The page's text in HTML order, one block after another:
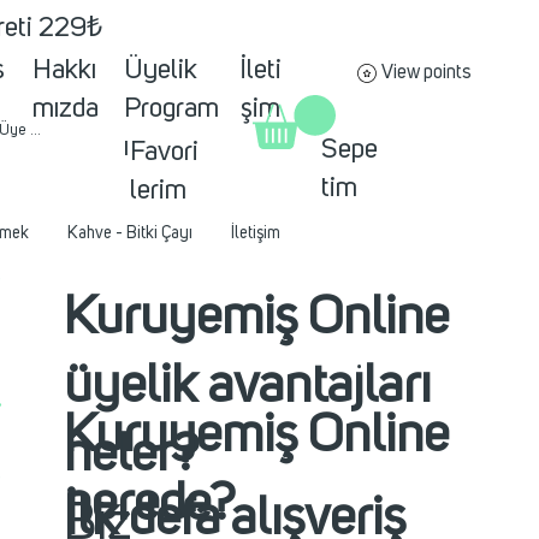
229₺
Hakkı
mızda
Üyelik
Program
ı
İleti
şim
ol
View points
Favori
lerim
Sepe
tim
Kahve - Bitki Çayı İletişim
Kuruyemiş Online
üyelik avantajları
neler?
Biz
Kuruyemiş Online
nerede?
İlk defa alışveriş